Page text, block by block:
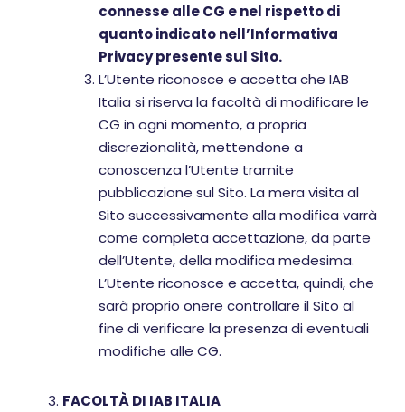
connesse alle CG e nel rispetto di
quanto indicato nell’Informativa
Privacy presente sul Sito.
L’Utente riconosce e accetta che IAB
Italia si riserva la facoltà di modificare le
CG in ogni momento, a propria
discrezionalità, mettendone a
conoscenza l’Utente tramite
pubblicazione sul Sito. La mera visita al
Sito successivamente alla modifica varrà
come completa accettazione, da parte
dell’Utente, della modifica medesima.
L’Utente riconosce e accetta, quindi, che
sarà proprio onere controllare il Sito al
fine di verificare la presenza di eventuali
modifiche alle CG.
FACOLTÀ DI IAB ITALIA